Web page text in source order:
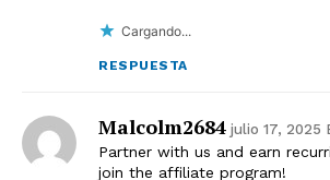
Cargando...
RESPUESTA
Malcolm2684 julio 17, 2025
Partner with us and earn
join the affiliate program!